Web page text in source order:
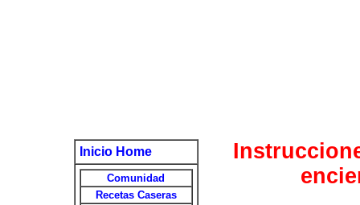
Inicio Home
Comunidad
Recetas Caseras